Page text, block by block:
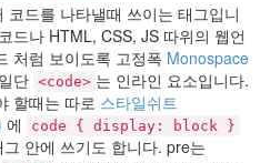
코드를 나타낼때 쓰이는 태그입니
드나 HTML, CSS, JS 따위의 웹언
처럼 보이도록 고정폭 Monospace
단 <code> 는 인라인 요소입니다.
할때는 따로 스타일쉬트
에 code { display: block }
그 안에 쓰기도 합니다. pre는